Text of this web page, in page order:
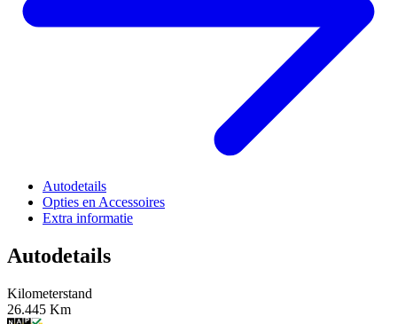
Autodetails
Opties en Accessoires
Extra informatie
Autodetails
Kilometerstand
26.445 Km